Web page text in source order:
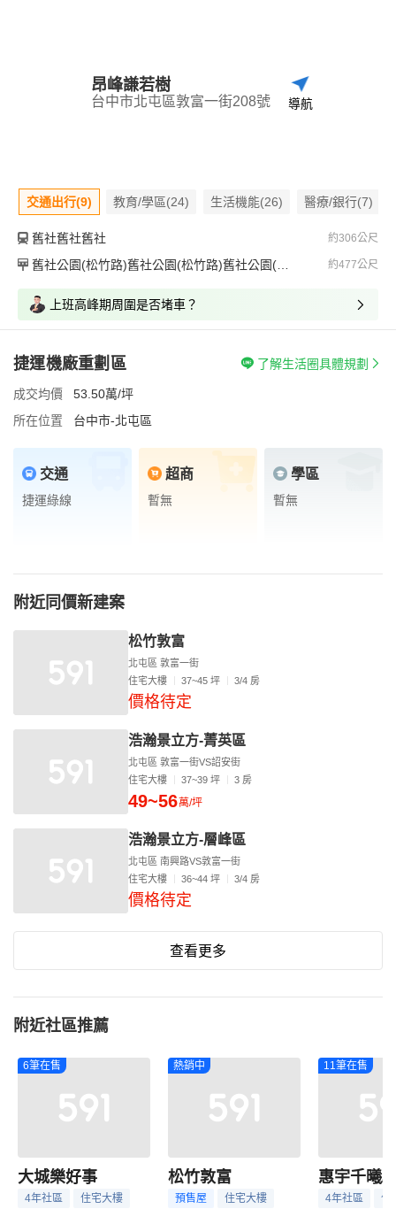
昂峰謙若樹
台中市北屯區敦富一街208號 導航
交通出行(9) 教育/學區(24) 生活機能(26) 醫療/銀行(7)
舊社舊社舊社 約306公尺
舊社公園(松竹路)舊社公園(松竹路)舊社公園(松竹路) 約477公尺
上班高峰期周圍是否堵車？
捷運機廠重劃區 了解生活圈具體規劃
成交均價
53.50萬/坪
所在位置
台中市-北屯區
交通
捷運綠線
超商
暫無
學區
暫無
附近同價新建案
松竹敦富
北屯區 敦富一街
住宅大樓
37~45 坪 3/4 房
價格待定
浩瀚景立方-菁英區
北屯區 敦富一街VS詔安街
住宅大樓
37~39 坪 3 房
49~56萬/坪
浩瀚景立方-層峰區
北屯區 南興路VS敦富一街
住宅大樓
36~44 坪 3/4 房
價格待定
查看更多
附近社區推薦
6筆在售
大城樂好事
4年社區
住宅大樓
熱銷中
松竹敦富
預售屋
住宅大樓
11筆在售
4年社區
住